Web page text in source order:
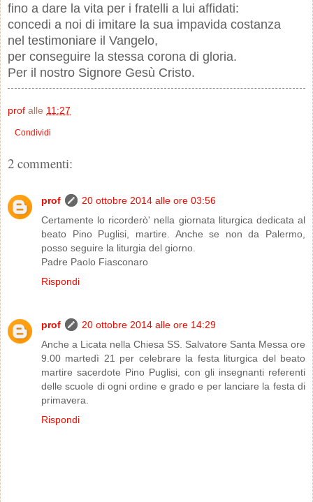
fino a dare la vita per i fratelli a lui affidati:
concedi a noi di imitare la sua impavida costanza
nel testimoniare il Vangelo,
per conseguire la stessa corona di gloria.
Per il nostro Signore Gesù Cristo.
prof alle 11:27
Condividi
2 commenti:
prof
20 ottobre 2014 alle ore 03:56
Certamente lo ricorderò' nella giornata liturgica dedicata al
beato Pino Puglisi, martire. Anche se non da Palermo,
posso seguire la liturgia del giorno.
Padre Paolo Fiasconaro
Rispondi
prof
20 ottobre 2014 alle ore 14:29
Anche a Licata nella Chiesa SS. Salvatore Santa Messa ore
9.00 martedì 21 per celebrare la festa liturgica del beato
martire sacerdote Pino Puglisi, con gli insegnanti referenti
delle scuole di ogni ordine e grado e per lanciare la festa di
primavera.
Rispondi